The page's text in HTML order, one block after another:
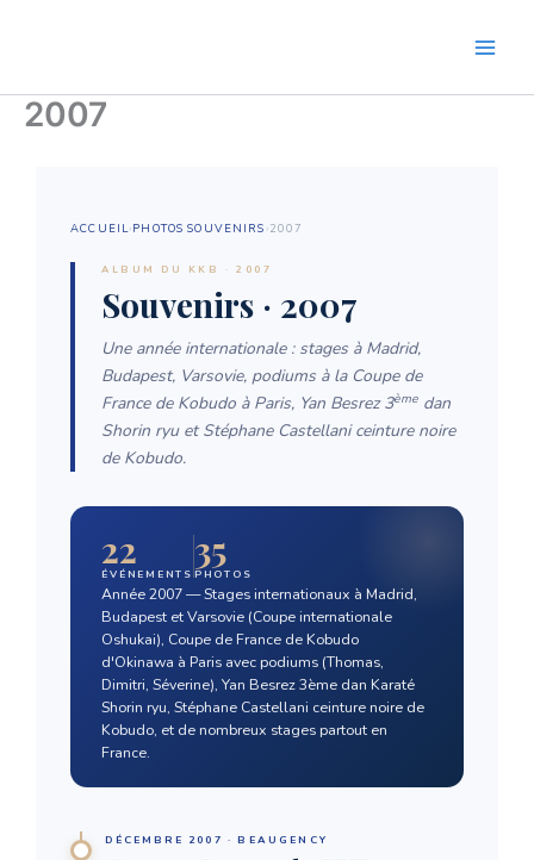
2007
ACCUEIL ›PHOTOS SOUVENIRS ›2007
ALBUM DU KKB · 2007
Souvenirs · 2007
Une année internationale : stages à Madrid,
Budapest, Varsovie, podiums à la Coupe de
France de Kobudo à Paris, Yan Besrez 3ème dan
Shorin ryu et Stéphane Castellani ceinture noire
de Kobudo.
22
ÉVÉNEMENTS
35
PHOTOS
Année 2007 — Stages internationaux à Madrid,
Budapest et Varsovie (Coupe internationale
Oshukai), Coupe de France de Kobudo
d'Okinawa à Paris avec podiums (Thomas,
Dimitri, Séverine), Yan Besrez 3ème dan Karaté
Shorin ryu, Stéphane Castellani ceinture noire de
Kobudo, et de nombreux stages partout en
France.
DÉCEMBRE 2007 · BEAUGENCY